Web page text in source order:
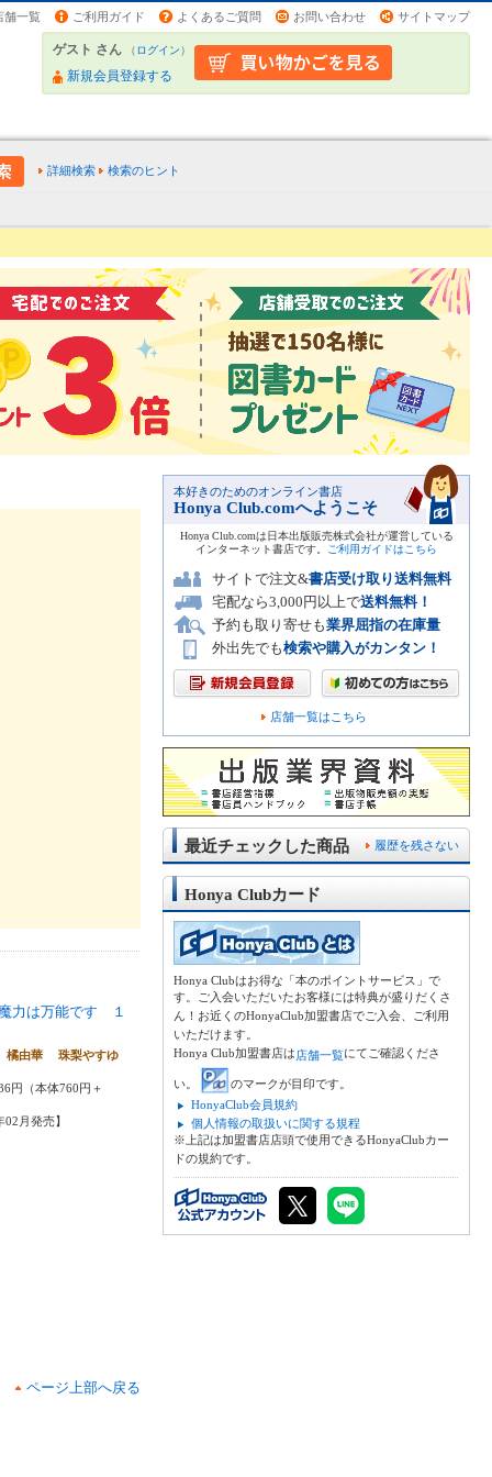
舗一覧 ご利用ガイド よくあるご質問 お問い合わせ サイトマップ
ゲスト さん （ログイン）
新規会員登録する
詳細検索 検索のヒント
力は万能です １
由華 珠梨やすゆ
円（本体760円＋
02月発売】
ページ上部へ戻る
本好きのためのオンライン書店
Honya Club.comへようこそ
Honya Club.comは日本出版販売株式会社が運営している
インターネット書店です。
ご利用ガイドはこちら
サイトで注文&書店受け取り送料無料
宅配なら3,000円以上で送料無料！
予約も取り寄せも業界屈指の在庫量
外出先でも検索や購入がカンタン！
店舗一覧はこちら
履歴を残さない
最近チェックした商品
Honya Clubカード
Honya Clubはお得な「本のポイントサービス」で
す。ご入会いただいたお客様には特典が盛りだくさ
ん！お近くのHonyaClub加盟書店でご入会、ご利用
いただけます。
Honya Club加盟書店は店舗一覧にてご確認くださ
い。
のマークが目印です。
HonyaClub会員規約
個人情報の取扱いに関する規程
※上記は加盟書店店頭で使用できるHonyaClubカー
ドの規約です。